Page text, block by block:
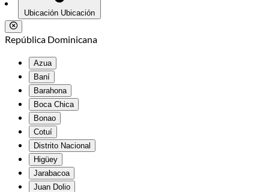
Ubicación Ubicación
República Dominicana
Azua
Baní
Barahona
Boca Chica
Bonao
Cotuí
Distrito Nacional
Higüey
Jarabacoa
Juan Dolio